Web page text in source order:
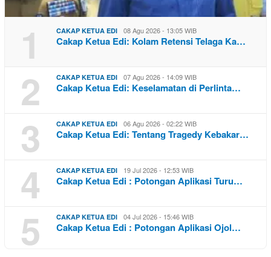
1 CAKAP KETUA EDI 08 Agu 2026 - 13:05 WIB
Cakap Ketua Edi: Kolam Retensi Telaga Ka…
2 CAKAP KETUA EDI 07 Agu 2026 - 14:09 WIB
Cakap Ketua Edi: Keselamatan di Perlinta…
3 CAKAP KETUA EDI 06 Agu 2026 - 02:22 WIB
Cakap Ketua Edi: Tentang Tragedy Kebakar…
4 CAKAP KETUA EDI 19 Jul 2026 - 12:53 WIB
Cakap Ketua Edi : Potongan Aplikasi Turu…
5 CAKAP KETUA EDI 04 Jul 2026 - 15:46 WIB
Cakap Ketua Edi : Potongan Aplikasi Ojol…